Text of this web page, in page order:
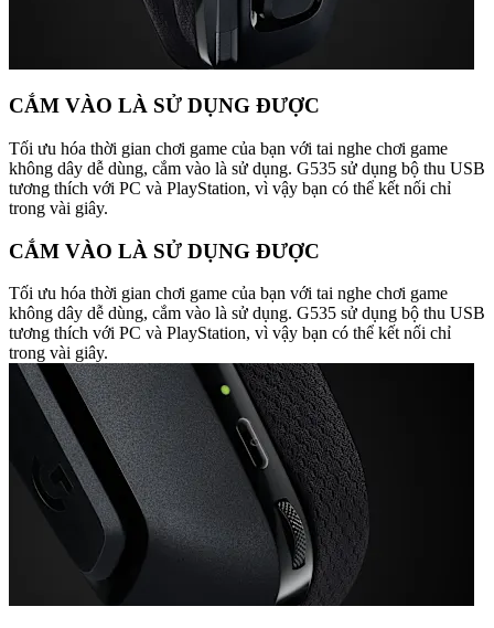
CẮM VÀO LÀ SỬ DỤNG ĐƯỢC
Tối ưu hóa thời gian chơi game của bạn với tai nghe chơi game
không dây dễ dùng, cắm vào là sử dụng. G535 sử dụng bộ thu USB
tương thích với PC và PlayStation, vì vậy bạn có thể kết nối chỉ
trong vài giây.
CẮM VÀO LÀ SỬ DỤNG ĐƯỢC
Tối ưu hóa thời gian chơi game của bạn với tai nghe chơi game
không dây dễ dùng, cắm vào là sử dụng. G535 sử dụng bộ thu USB
tương thích với PC và PlayStation, vì vậy bạn có thể kết nối chỉ
trong vài giây.